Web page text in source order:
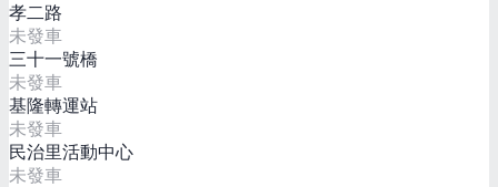
孝二路
未發車
三十一號橋
未發車
基隆轉運站
未發車
民治里活動中心
未發車